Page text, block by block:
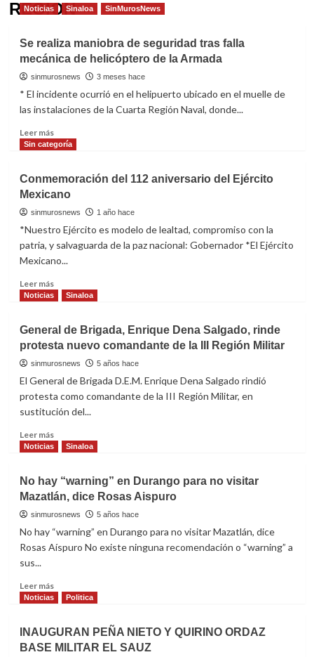
REGION
Noticias Sinaloa SinMurosNews
Se realiza maniobra de seguridad tras falla
mecánica de helicóptero de la Armada
sinmurosnews 3 meses hace
* El incidente ocurrió en el helipuerto ubicado en el muelle de
las instalaciones de la Cuarta Región Naval, donde...
Leer másRead
more
realiza
maniobra
de
seguridad
tras
falla
mecánica
helicóptero
de
Armada
Sin categoría
Conmemoración del 112 aniversario del Ejército
Mexicano
sinmurosnews 1 año hace
*Nuestro Ejército es modelo de lealtad, compromiso con la
patria, y salvaguarda de la paz nacional: Gobernador *El Ejército
Mexicano...
Leer másRead
more
del
112
aniversario
del
Mexicano
Noticias Sinaloa
General de Brigada, Enrique Dena Salgado, rinde
protesta nuevo comandante de la III Región Militar
sinmurosnews 5 años hace
El General de Brigada D.E.M. Enrique Dena Salgado rindió
protesta como comandante de la III Región Militar, en
sustitución del...
Leer másRead
more
de
Brigada,
Enrique
Dena
Salgado,
rinde
comandante
de
III
Región
Noticias Sinaloa
No hay “warning” en Durango para no visitar
Mazatlán, dice Rosas Aispuro
sinmurosnews 5 años hace
No hay “warning” en Durango para no visitar Mazatlán, dice
Rosas Aíspuro No existe ninguna recomendación o “warning” a
sus...
Leer másRead
more
hay
“warning”
Noticias Politica
INAUGURAN PEÑA NIETO Y QUIRINO ORDAZ
BASE MILITAR EL SAUZ